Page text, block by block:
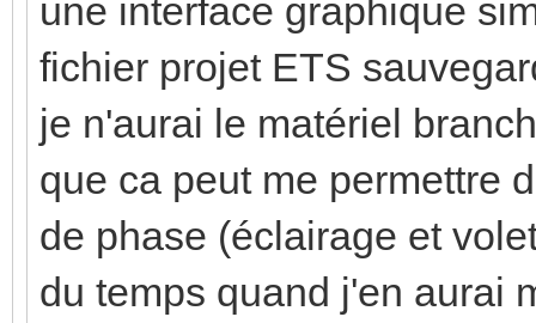
une interface graphique
fichier projet ETS
je n'aurai le matériel
que ca peut me permettre
de phase (éclairage et
du temps quand j'en aurai